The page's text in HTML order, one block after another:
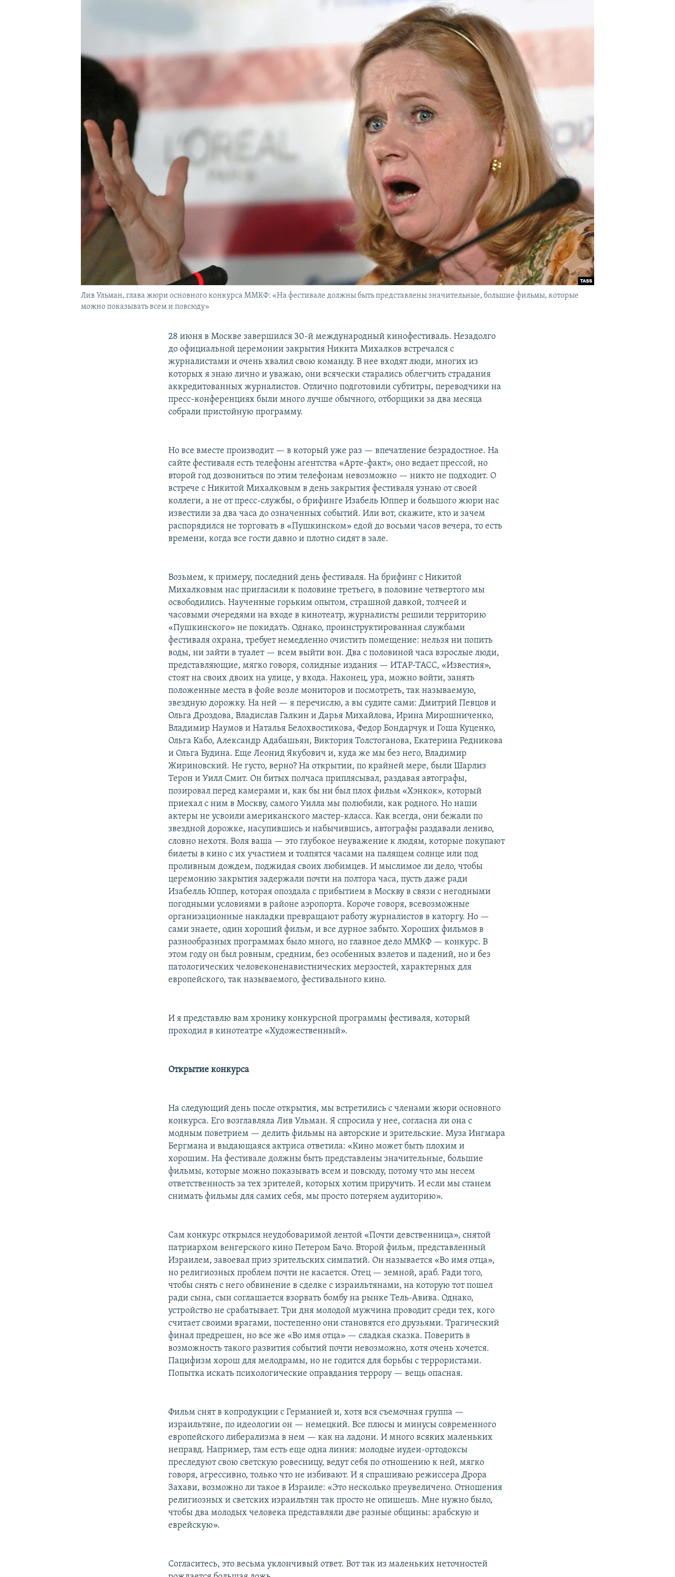
Лив Ульман, глава жюри основного конкурса ММКФ: «На фестивале должны быть представлены значительные, большие фильмы, которые
можно показывать всем и повсюду»
28 июня в Москве завершился 30-й международный кинофестиваль. Незадолго
до официальной церемонии закрытия Никита Михалков встречался с
журналистами и очень хвалил свою команду. В нее входят люди, многих из
которых я знаю лично и уважаю, они всячески старались облегчить страдания
аккредитованных журналистов. Отлично подготовили субтитры, переводчики на
пресс-конференциях были много лучше обычного, отборщики за два месяца
собрали пристойную программу.
Но все вместе производит — в который уже раз — впечатление безрадостное. На
сайте фестиваля есть телефоны агентства «Арте-факт», оно ведает прессой, но
второй год дозвониться по этим телефонам невозможно — никто не подходит. О
встрече с Никитой Михалковым в день закрытия фестиваля узнаю от своей
коллеги, а не от пресс-службы, о брифинге Изабель Юппер и большого жюри нас
известили за два часа до означенных событий. Или вот, скажите, кто и зачем
распорядился не торговать в «Пушкинском» едой до восьми часов вечера, то есть
времени, когда все гости давно и плотно сидят в зале.
Возьмем, к примеру, последний день фестиваля. На брифинг с Никитой
Михалковым нас пригласили к половине третьего, в половине четвертого мы
освободились. Наученные горьким опытом, страшной давкой, толчеей и
часовыми очередями на входе в кинотеатр, журналисты решили территорию
«Пушкинского» не покидать. Однако, проинструктированная службами
фестиваля охрана, требует немедленно очистить помещение: нельзя ни попить
воды, ни зайти в туалет — всем выйти вон. Два с половиной часа взрослые люди,
представляющие, мягко говоря, солидные издания — ИТАР-ТАСС, «Известия»,
стоят на своих двоих на улице, у входа. Наконец, ура, можно войти, занять
положенные места в фойе возле мониторов и посмотреть, так называемую,
звездную дорожку. На ней — я перечислю, а вы судите сами: Дмитрий Певцов и
Ольга Дроздова, Владислав Галкин и Дарья Михайлова, Ирина Мирошниченко,
Владимир Наумов и Наталья Белохвостикова, Федор Бондарчук и Гоша Куценко,
Ольга Кабо, Александр Адабашьян, Виктория Толстоганова, Екатерина Редникова
и Ольга Будина. Еще Леонид Якубович и, куда же мы без него, Владимир
Жириновский. Не густо, верно? На открытии, по крайней мере, были Шарлиз
Терон и Уилл Смит. Он битых полчаса приплясывал, раздавая автографы,
позировал перед камерами и, как бы ни был плох фильм «Хэнкок», который
приехал с ним в Москву, самого Уилла мы полюбили, как родного. Но наши
актеры не усвоили американского мастер-класса. Как всегда, они бежали по
звездной дорожке, насупившись и набычившись, автографы раздавали лениво,
словно нехотя. Воля ваша — это глубокое неуважение к людям, которые покупают
билеты в кино с их участием и толпятся часами на палящем солнце или под
проливным дождем, поджидая своих любимцев. И мыслимое ли дело, чтобы
церемонию закрытия задержали почти на полтора часа, пусть даже ради
Изабелль Юппер, которая опоздала с прибытием в Москву в связи с негодными
погодными условиями в районе аэропорта. Короче говоря, всевозможные
организационные накладки превращают работу журналистов в каторгу. Но —
сами знаете, один хороший фильм, и все дурное забыто. Хороших фильмов в
разнообразных программах было много, но главное дело ММКФ — конкурс. В
этом году он был ровным, средним, без особенных взлетов и падений, но и без
патологических человеконенавистнических мерзостей, характерных для
европейского, так называемого, фестивального кино.
И я представлю вам хронику конкурсной программы фестиваля, который
проходил в кинотеатре «Художественный».
Открытие конкурса
На следующий день после открытия, мы встретились с членами жюри основного
конкурса. Его возглавляла Лив Ульман. Я спросила у нее, согласна ли она с
модным поветрием — делить фильмы на авторские и зрительские. Муза Ингмара
Бергмана и выдающаяся актриса ответила: «Кино может быть плохим и
хорошим. На фестивале должны быть представлены значительные, большие
фильмы, которые можно показывать всем и повсюду, потому что мы несем
ответственность за тех зрителей, которых хотим приручить. И если мы станем
снимать фильмы для самих себя, мы просто потеряем аудиторию».
Сам конкурс открылся неудобоваримой лентой «Почти девственница», снятой
патриархом венгерского кино Петером Бачо. Второй фильм, представленный
Израилем, завоевал приз зрительских симпатий. Он называется «Во имя отца»,
но религиозных проблем почти не касается. Отец — земной, араб. Ради того,
чтобы снять с него обвинение в сделке с израильтянами, на которую тот пошел
ради сына, сын соглашается взорвать бомбу на рынке Тель-Авива. Однако,
устройство не срабатывает. Три дня молодой мужчина проводит среди тех, кого
считает своими врагами, постепенно они становятся его друзьями. Трагический
финал предрешен, но все же «Во имя отца» — сладкая сказка. Поверить в
возможность такого развития событий почти невозможно, хотя очень хочется.
Пацифизм хорош для мелодрамы, но не годится для борьбы с террористами.
Попытка искать психологические оправдания террору — вещь опасная.
Фильм снят в копродукции с Германией и, хотя вся съемочная группа —
израильтяне, по идеологии он — немецкий. Все плюсы и минусы современного
европейского либерализма в нем — как на ладони. И много всяких маленьких
неправд. Например, там есть еще одна линия: молодые иудеи-ортодоксы
преследуют свою светскую ровесницу, ведут себя по отношению к ней, мягко
говоря, агрессивно, только что не избивают. И я спрашиваю режиссера Дрора
Захави, возможно ли такое в Израиле: «Это несколько преувеличено. Отношения
религиозных и светских израильтян так просто не опишешь. Мне нужно было,
чтобы два молодых человека представляли две разные общины: арабскую и
еврейскую».
Согласитесь, это весьма уклончивый ответ. Вот так из маленьких неточностей